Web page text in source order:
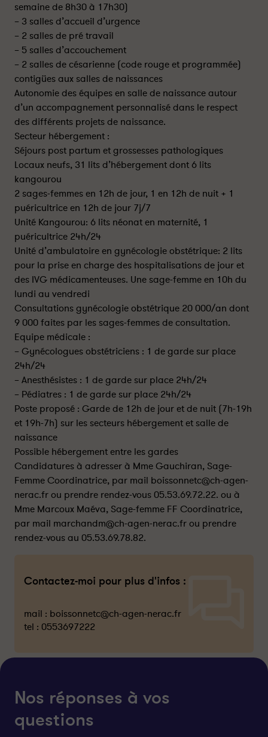
semaine de 8h30 à 17h30)
– 3 salles d’accueil d’urgence
– 2 salles de pré travail
– 5 salles d’accouchement
– 2 salles de césarienne (code rouge et programmée)
contigües aux salles de naissances
Autonomie des équipes en salle de naissance autour
d’un accompagnement personnalisé dans le respect
des différents projets de naissance.
Secteur hébergement :
Séjours post partum et grossesses pathologiques
Locaux neufs, 31 lits d’hébergement dont 6 lits
kangourou
2 sages-femmes en 12h de jour, 1 en 12h de nuit + 1
puéricultrice en 12h de jour 7j/7
Unité Kangourou: 6 lits néonat en maternité, 1
puéricultrice 24h/24
Unité d’ambulatoire en gynécologie obstétrique: 2 lits
pour la prise en charge des hospitalisations de jour et
des IVG médicamenteuses. Une sage-femme en 10h du
lundi au vendredi
Consultations gynécologie obstétrique 20 000/an dont
9 000 faites par les sages-femmes de consultation.
Equipe médicale :
– Gynécologues obstétriciens : 1 de garde sur place
24h/24
– Anesthésistes : 1 de garde sur place 24h/24
– Pédiatres : 1 de garde sur place 24h/24
Poste proposé : Garde de 12h de jour et de nuit (7h-19h
et 19h-7h) sur les secteurs hébergement et salle de
naissance
Possible hébergement entre les gardes
Candidatures à adresser à Mme Gauchiran, Sage-
Femme Coordinatrice, par mail boissonnetc@ch-agen-
nerac.fr ou prendre rendez-vous 05.53.69.72.22. ou à
Mme Marcoux Maéva, Sage-femme FF Coordinatrice,
par mail marchandm@ch-agen-nerac.fr ou prendre
rendez-vous au 05.53.69.78.82.
Contactez-moi pour plus d'infos :
mail : boissonnetc@ch-agen-nerac.fr
tel : 0553697222
Nos réponses à vos
questions